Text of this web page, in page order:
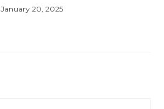
January 20, 2025